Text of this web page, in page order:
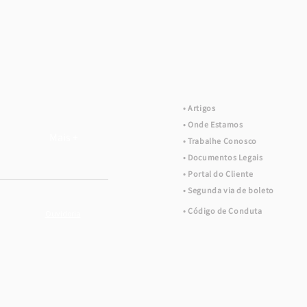
• Artigos
• Onde Estamos
• Trabalhe Conosco
• Documentos Legais
• Portal do Cliente
• Segunda via de boleto
• Código de Conduta